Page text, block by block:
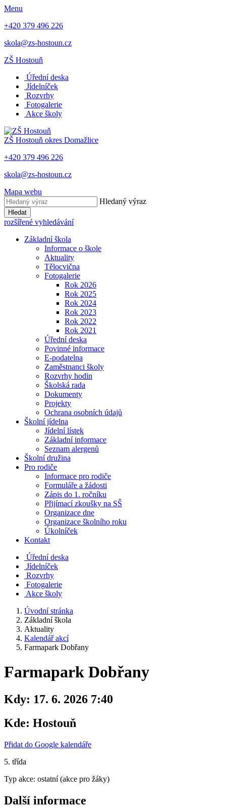
Menu
+420 379 496 226
skola@zs-hostoun.cz
ZŠ Hostouň
Úřední deska
Jídelníček
Rozvrhy
Fotogalerie
Akce školy
ZŠ Hostouň okres Domažlice
+420 379 496 226
skola@zs-hostoun.cz
Mapa webu
Hledaný výraz
Hledat
rozšířené vyhledávání
Základní škola
Informace o škole
Aktuality
Tělocvična
Fotogalerie
Rok 2026
Rok 2025
Rok 2024
Rok 2023
Rok 2022
Rok 2021
Úřední deska
Povinné informace
E-podatelna
Zaměstnanci školy
Rozvrhy hodin
Školská rada
Dokumenty
Projekty
Ochrana osobních údajů
Školní jídelna
Jídelní lístek
Základní informace
Seznam alergenů
Školní družina
Pro rodiče
Informace pro rodiče
Formuláře a žádosti
Zápis do 1. ročníku
Přijímací zkoušky na SŠ
Organizace dne
Organizace školního roku
Úkolníček
Kontakt
Úřední deska
Jídelníček
Rozvrhy
Fotogalerie
Akce školy
Úvodní stránka
Základní škola
Aktuality
Kalendář akcí
Farmapark Dobřany
Farmapark Dobřany
Kdy: 17. 6. 2026 7:40
Kde: Hostouň
Přidat do Google kalendáře
5. třída
Typ akce: ostatní (akce pro žáky)
Další informace